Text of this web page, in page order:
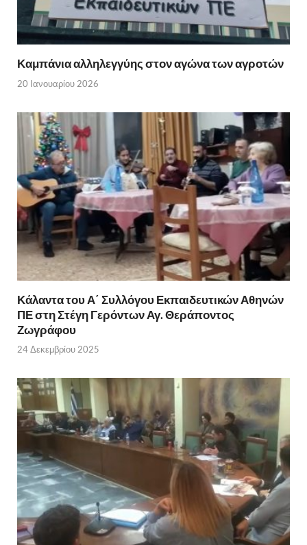
Καμπάνια αλληλεγγύης στον αγώνα των αγροτών
20 Ιανουαρίου 2026
Κάλαντα του Α΄ Συλλόγου Εκπαιδευτικών Αθηνών
ΠΕ στη Στέγη Γερόντων Αγ. Θεράποντος
Ζωγράφου
24 Δεκεμβρίου 2025